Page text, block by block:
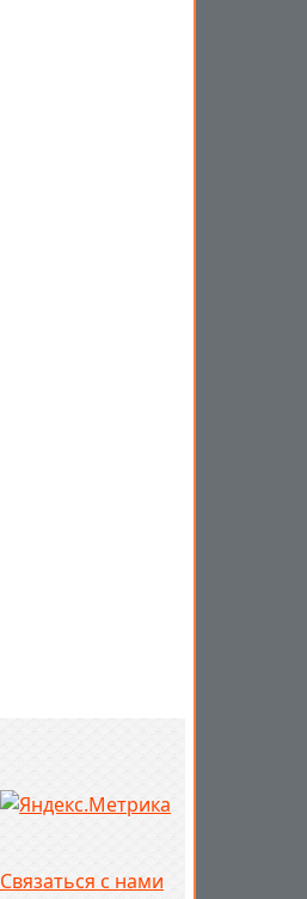
Связаться с нами